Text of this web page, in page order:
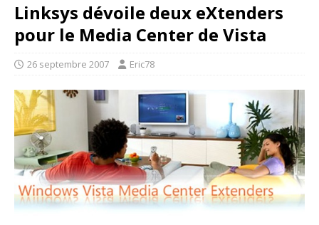
Linksys dévoile deux eXtenders
pour le Media Center de Vista
26 septembre 2007 Eric78